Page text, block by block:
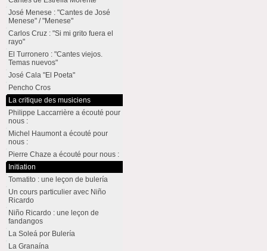
José Menese : "Cantes de José
Menese" / "Menese"
Carlos Cruz : "Si mi grito fuera el
rayo"
El Turronero : "Cantes viejos.
Temas nuevos"
José Cala "El Poeta"
Pencho Cros
La critique des musiciens
Philippe Laccarrière a écouté pour
nous :
Michel Haumont a écouté pour
nous :
Pierre Chaze a écouté pour nous :
Initiation
Tomatito : une leçon de bulería
Un cours particulier avec Niño
Ricardo
Niño Ricardo : une leçon de
fandangos
La Soleá por Bulería
La Granaína